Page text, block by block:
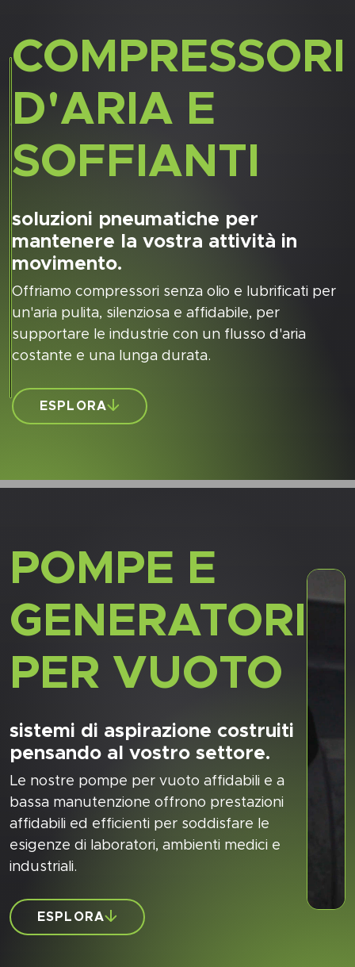
COMPRESSORI
D'ARIA E
SOFFIANTI
soluzioni pneumatiche per
mantenere la vostra attività in
movimento.
Offriamo compressori senza olio e lubrificati per
un'aria pulita, silenziosa e affidabile, per
supportare le industrie con un flusso d'aria
costante e una lunga durata.
ESPLORA
POMPE E
GENERATORI
PER VUOTO
sistemi di aspirazione costruiti
pensando al vostro settore.
Le nostre pompe per vuoto affidabili e a
bassa manutenzione offrono prestazioni
affidabili ed efficienti per soddisfare le
esigenze di laboratori, ambienti medici e
industriali.
ESPLORA